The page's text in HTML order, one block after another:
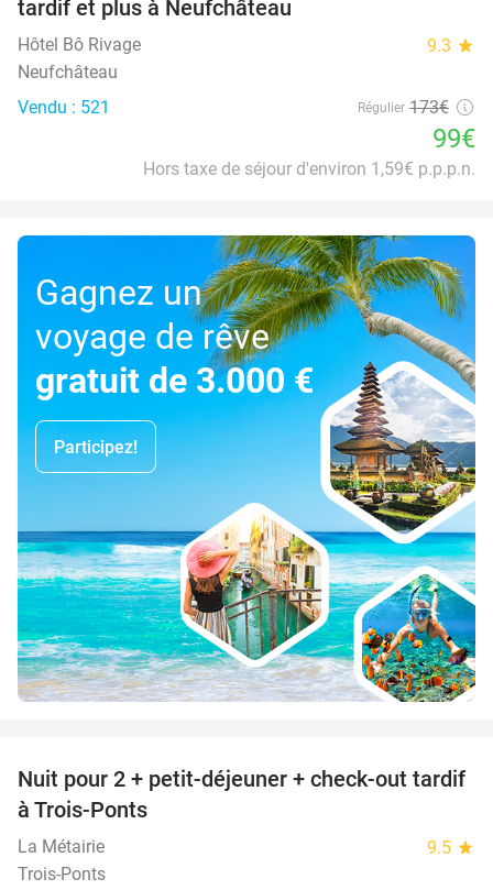
tardif et plus à Neufchâteau
Hôtel Bô Rivage 9.3 star
Neufchâteau
Vendu : 521
Régulier 173€
99€
Hors taxe de séjour d'environ 1,59€ p.p.p.n.
Gagnez un
voyage de rêve
gratuit de 3.000 €
Participez!
43%
Nuit pour 2 + petit-déjeuner + check-out tardif
à Trois-Ponts
La Métairie 9.5 star
Trois-Ponts